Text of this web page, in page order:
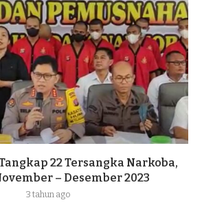
22 Tersangka Narkoba,
– Desember 2023
3 tahun ago